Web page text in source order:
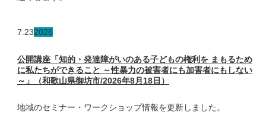
7.232026
公開講座「知的・発達障がいのある子どもの権利を まもるため
に私たちができること ～性暴力の被害者にも加害者にもしない
～」（和歌山県御坊市/2026年8月18日）
地域のセミナー・ワークショップ情報を更新しました。